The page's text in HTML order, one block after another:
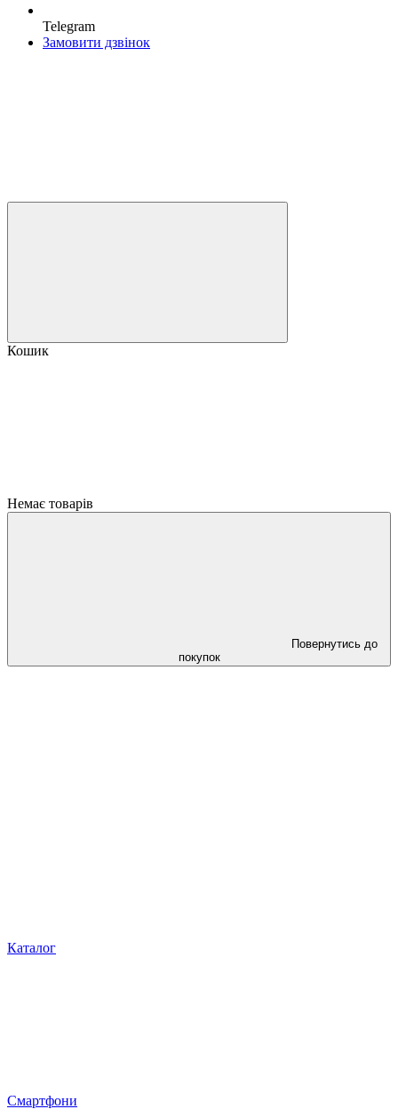
Telegram
Замовити дзвінок
Кошик
Немає товарів
Повернутись до
покупок
Каталог
Смартфони